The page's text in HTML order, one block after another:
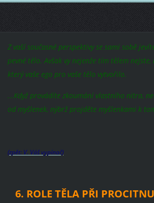
Z vaší současné perspektivy se sami sobě
pevné tělo. Avšak vy nejenže tím tělem
který vaše ego pro vaše tělo vytvořilo.
...Když provádíte zkoumání vlastního nitra,
od myšlenek, nýbrž projděte myšlenkami k
(zpět: V. Váš vypínač)
6. ROLE TĚLA PŘI